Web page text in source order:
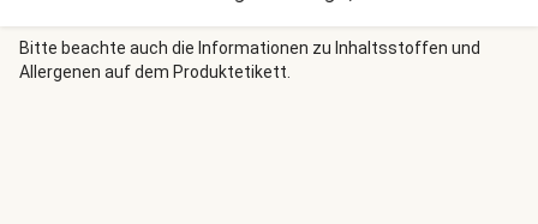
Sauerkraut roh mit den heißen Schupfnudeln serviert. So
bleibt die probiotische Wirkung des Krauts und das Vitamin
C erhalten!
Bitte beachte auch die Informationen zu Inhaltsstoffen und
Allergenen auf dem Produktetikett.